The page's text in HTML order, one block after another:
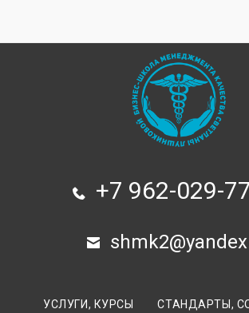
+7 962-029-
УСЛУГИ, КУРСЫ СТАНДАРТЫ,